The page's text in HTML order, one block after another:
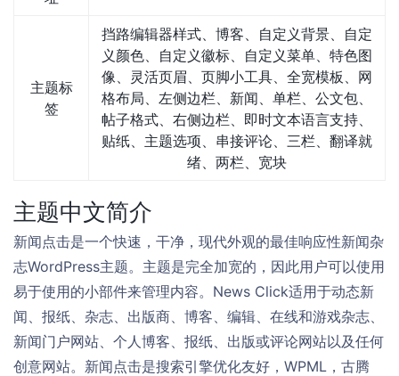
主题标
签
挡路编辑器样式、博客、自定义背景、自定
义颜色、自定义徽标、自定义菜单、特色图
像、灵活页眉、页脚小工具、全宽模板、网
格布局、左侧边栏、新闻、单栏、公文包、
帖子格式、右侧边栏、即时文本语言支持、
贴纸、主题选项、串接评论、三栏、翻译就
绪、两栏、宽块
主题中文简介
新闻点击是一个快速，干净，现代外观的最佳响应性新闻杂
志WordPress主题。主题是完全加宽的，因此用户可以使用
易于使用的小部件来管理内容。News Click适用于动态新
闻、报纸、杂志、出版商、博客、编辑、在线和游戏杂志、
新闻门户网站、个人博客、报纸、出版或评论网站以及任何
创意网站。新闻点击是搜索引擎优化友好，WPML，古腾